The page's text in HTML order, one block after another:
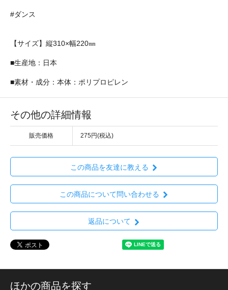
#ダンス
【サイズ】縦310×幅220㎜
■生産地：日本
■素材・成分：本体：ポリプロピレン
その他の詳細情報
販売価格 275円(税込)
この商品を友達に教える
この商品について問い合わせる
返品について
ほかの商品を探す